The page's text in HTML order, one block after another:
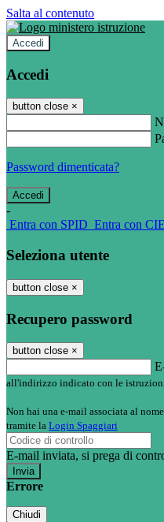
Salta al contenuto
Accedi
Accedi
button close ×
Password dimenticata?
-
Entra con SPID Entra con CIE
Seleziona utente
button close ×
Recupero password
button close ×
all'indirizzo indicato con le
Non hai una e-mail associata al
tramite la Login Spaggiari
E-mail inviata, si prega di
Errore
Chiudi